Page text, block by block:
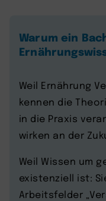
Warum ein
Weil Ernährung
kennen die
in die Praxis
wirken an der
Weil Wissen um
existenziell ist:
Arbeitsfelder